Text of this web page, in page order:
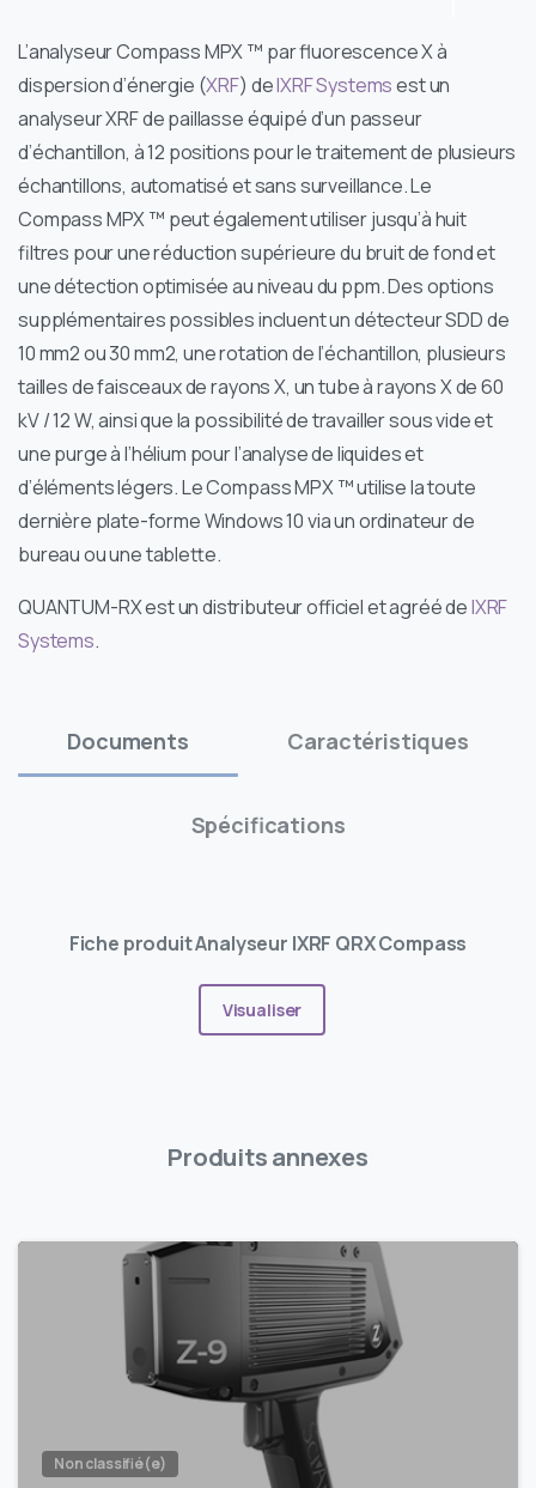
L’analyseur Compass MPX ™ par fluorescence X à
dispersion d’énergie (XRF) deIXRF Systemsest un
analyseur XRF de paillasse équipé d’un passeur
d’échantillon, à 12 positions pour le traitement de plusieurs
échantillons, automatisé et sans surveillance. Le
Compass MPX ™ peut également utiliser jusqu’à huit
filtres pour une réduction supérieure du bruit de fond et
une détection optimisée au niveau du ppm. Des options
supplémentaires possibles incluent un détecteur SDD de
10 mm2 ou 30 mm2, une rotation de l’échantillon, plusieurs
tailles de faisceaux de rayons X, un tube à rayons X de 60
kV / 12 W, ainsi que la possibilité de travailler sous vide et
une purge à l’hélium pour l’analyse de liquides et
d’éléments légers. Le Compass MPX ™ utilise la toute
dernière plate-forme Windows 10 via un ordinateur de
bureau ou une tablette.
QUANTUM-RX est un distributeur officiel et agréé deIXRF
Systems.
Documents Caractéristiques
Spécifications
Fiche produit Analyseur IXRF QRX Compass
Visualiser
Produits annexes
Non classifié(e)